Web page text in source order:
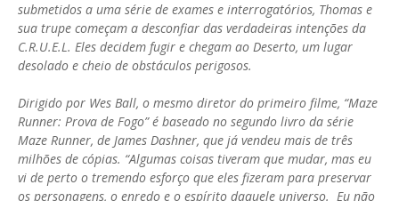
submetidos a uma série de exames e interrogatórios, Thomas e
sua trupe começam a desconfiar das verdadeiras intenções da
C.R.U.E.L. Eles decidem fugir e chegam ao Deserto, um lugar
desolado e cheio de obstáculos perigosos.
Dirigido por Wes Ball, o mesmo diretor do primeiro filme, “Maze
Runner: Prova de Fogo” é baseado no segundo livro da série
Maze Runner, de James Dashner, que já vendeu mais de três
milhões de cópias. “Algumas coisas tiveram que mudar, mas eu
vi de perto o tremendo esforço que eles fizeram para preservar
os personagens, o enredo e o espírito daquele universo. Eu não